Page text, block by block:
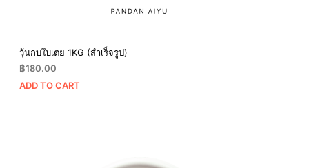
วุ้นกบใบเตย 1KG (สำเร็จรูป)
฿180.00
ADD TO CART